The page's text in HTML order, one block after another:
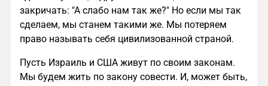
закричать: "А слабо нам так же?" Но если мы так
сделаем, мы станем такими же. Мы потеряем
право называть себя цивилизованной страной.
Пусть Израиль и США живут по своим законам.
Мы будем жить по закону совести. И, может быть,